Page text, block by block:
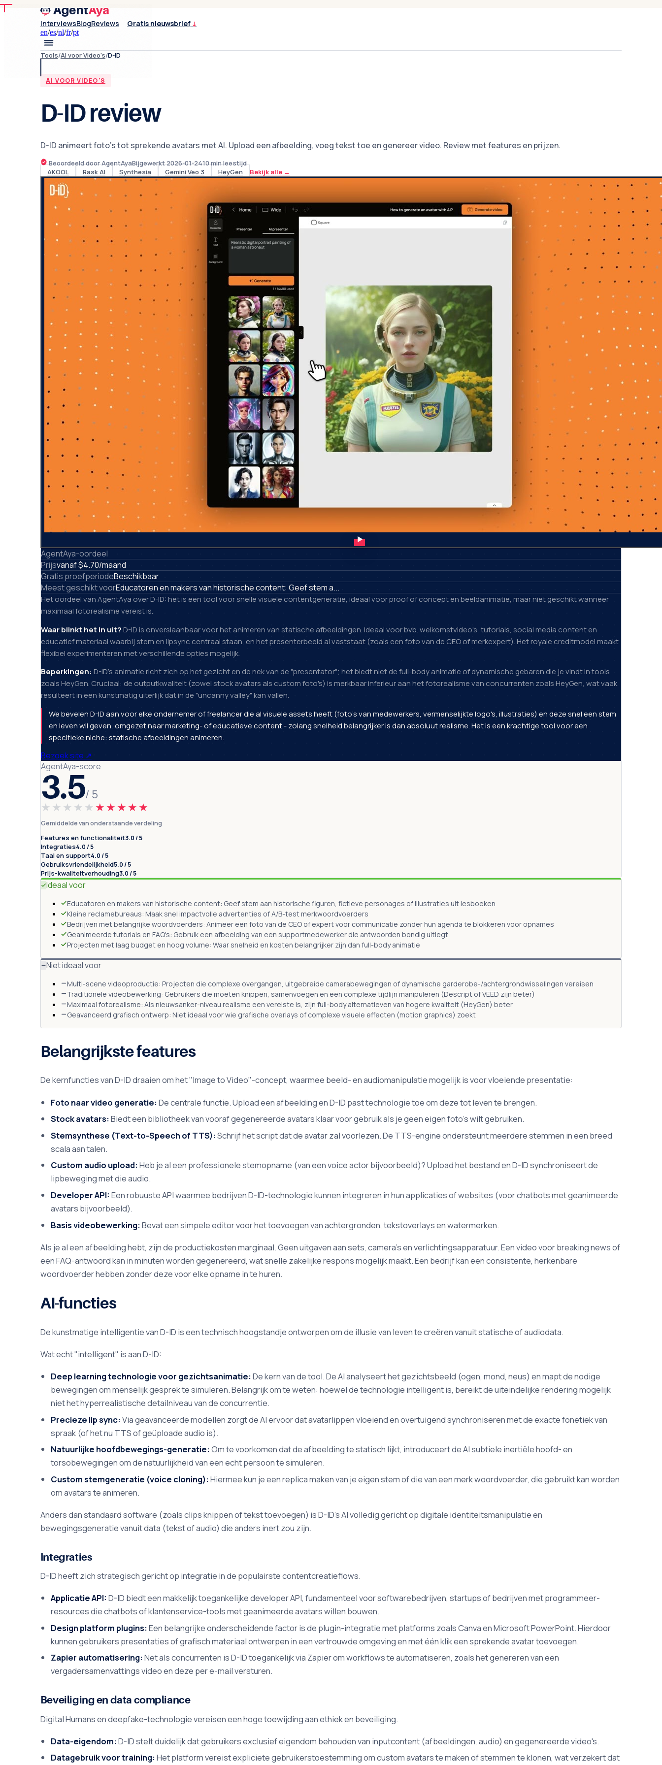
InterviewsBlogReviews Gratis nieuwsbrief ↓
en/es/nl/fr/pt
Tools/AI voor Video's/D-ID
AI VOOR VIDEO'S
D-ID review
D-ID animeert foto's tot sprekende avatars met AI. Upload een afbeelding, voeg tekst toe en genereer video. Review met features en prijzen.
Beoordeeld door AgentAyaBijgewerkt2026-01-2410min leestijd
AKOOL
Rask AI Synthesia Gemini Veo 3 HeyGen Bekijk alle→
AgentAya-oordeel
Prijsvanaf $4.70/maand
Gratis proefperiodeBeschikbaar
Meest geschikt voorEducatoren en makers van historische content: Geef stem a...
Het oordeel van AgentAya over D-ID: het is een tool voor snelle visuele contentgeneratie, ideaal voor proof of concept en beeldanimatie, maar niet geschikt wanneer
maximaal fotorealisme vereist is.
Waar blinkt het in uit?D-ID is onverslaanbaar voor het animeren van statische afbeeldingen. Ideaal voor bvb. welkomstvideo's, tutorials, social media content en
educatief materiaal waarbij stem en lipsync centraal staan, en het presenterbeeld al vaststaat (zoals een foto van de CEO of merkexpert). Het royale creditmodel maakt
flexibel experimenteren met verschillende opties mogelijk.
Beperkingen: D-ID's animatie richt zich op het gezicht en de nek van de "presentator"; het biedt niet de full-body animatie of dynamische gebaren die je vindt in tools
zoals HeyGen. Cruciaal: de outputkwaliteit (zowel stock avatars als custom foto's) is merkbaar inferieur aan het fotorealisme van concurrenten zoals HeyGen, wat vaak
resulteert in een kunstmatig uiterlijk dat in de "uncanny valley" kan vallen.
We bevelen D-ID aan voor elke ondernemer of freelancer die al visuele assets heeft (foto's van medewerkers, vermenselijkte logo's, illustraties) en deze snel een stem
en leven wil geven, omgezet naar marketing- of educatieve content - zolang snelheid belangrijker is dan absoluut realisme. Het is een krachtige tool voor een
specifieke niche: statische afbeeldingen animeren.
Bezoek site ↗
AgentAya-score
3.5/ 5
★★★★★ ★★★★★
Gemiddelde van onderstaande verdeling
Features en functionaliteit3.0 / 5
Integraties4.0 / 5
Taal en support4.0 / 5
Gebruiksvriendelijkheid5.0 / 5
Prijs-kwaliteitverhouding3.0 / 5
Ideaal voor
Educatoren en makers van historische content: Geef stem aan historische figuren, fictieve personages of illustraties uit lesboeken
Kleine reclamebureaus: Maak snel impactvolle advertenties of A/B-test merkwoordvoerders
Bedrijven met belangrijke woordvoerders: Animeer een foto van de CEO of expert voor communicatie zonder hun agenda te blokkeren voor opnames
Geanimeerde tutorials en FAQ's: Gebruik een afbeelding van een supportmedewerker die antwoorden bondig uitlegt
Projecten met laag budget en hoog volume: Waar snelheid en kosten belangrijker zijn dan full-body animatie
Niet ideaal voor
Multi-scene videoproductie: Projecten die complexe overgangen, uitgebreide camerabewegingen of dynamische garderobe-/achtergrondwisselingen vereisen
Traditionele videobewerking: Gebruikers die moeten knippen, samenvoegen en een complexe tijdlijn manipuleren (Descript of VEED zijn beter)
Maximaal fotorealisme: Als nieuwsanker-niveau realisme een vereiste is, zijn full-body alternatieven van hogere kwaliteit (HeyGen) beter
Geavanceerd grafisch ontwerp: Niet ideaal voor wie grafische overlays of complexe visuele effecten (motion graphics) zoekt
Belangrijkste features
De kernfuncties van D-ID draaien om het "Image to Video"-concept, waarmee beeld- en audiomanipulatie mogelijk is voor vloeiende presentatie:
Foto naar video generatie:De centrale functie. Upload een afbeelding en D-ID past technologie toe om deze tot leven te brengen.
Stock avatars:Biedt een bibliotheek van vooraf gegenereerde avatars klaar voor gebruik als je geen eigen foto's wilt gebruiken.
Stemsynthese (Text-to-Speech of TTS):Schrijf het script dat de avatar zal voorlezen. De TTS-engine ondersteunt meerdere stemmen in een breed
scala aan talen.
Custom audio upload:Heb je al een professionele stemopname (van een voice actor bijvoorbeeld)? Upload het bestand en D-ID synchroniseert de
lipbeweging met die audio.
Developer API: Een robuuste API waarmee bedrijven D-ID-technologie kunnen integreren in hun applicaties of websites (voor chatbots met geanimeerde
avatars bijvoorbeeld).
Basis videobewerking:Bevat een simpele editor voor het toevoegen van achtergronden, tekstoverlays en watermerken.
Als je al een afbeelding hebt, zijn de productiekosten marginaal. Geen uitgaven aan sets, camera's en verlichtingsapparatuur. Een video voor breaking news of
een FAQ-antwoord kan in minuten worden gegenereerd, wat snelle zakelijke respons mogelijk maakt. Een bedrijf kan een consistente, herkenbare
woordvoerder hebben zonder deze voor elke opname in te huren.
AI-functies
De kunstmatige intelligentie van D-ID is een technisch hoogstandje ontworpen om de illusie van leven te creëren vanuit statische of audiodata.
Wat echt "intelligent" is aan D-ID:
Deep learning technologie voor gezichtsanimatie:De kern van de tool. De AI analyseert het gezichtsbeeld (ogen, mond, neus) en mapt de nodige
bewegingen om menselijk gesprek te simuleren. Belangrijk om te weten: hoewel de technologie intelligent is, bereikt de uiteindelijke rendering mogelijk
niet het hyperrealistische detailniveau van de concurrentie.
Precieze lip sync:Via geavanceerde modellen zorgt de AI ervoor dat avatarlippen vloeiend en overtuigend synchroniseren met de exacte fonetiek van
spraak (of het nu TTS of geüploade audio is).
Natuurlijke hoofdbewegings-generatie:Om te voorkomen dat de afbeelding te statisch lijkt, introduceert de AI subtiele inertiële hoofd- en
torsobewegingen om de natuurlijkheid van een echt persoon te simuleren.
Custom stemgeneratie (voice cloning):Hiermee kun je een replica maken van je eigen stem of die van een merk woordvoerder, die gebruikt kan worden
om avatars te animeren.
Anders dan standaard software (zoals clips knippen of tekst toevoegen) is D-ID's AI volledig gericht op digitale identiteitsmanipulatie en
bewegingsgeneratie vanuit data (tekst of audio) die anders inert zou zijn.
Integraties
D-ID heeft zich strategisch gericht op integratie in de populairste contentcreatieflows.
Applicatie API: D-ID biedt een makkelijk toegankelijke developer API, fundamenteel voor softwarebedrijven, startups of bedrijven met programmeer-
resources die chatbots of klantenservice-tools met geanimeerde avatars willen bouwen.
Design platform plugins:Een belangrijke onderscheidende factor is de plugin-integratie met platforms zoals Canva en Microsoft PowerPoint. Hierdoor
kunnen gebruikers presentaties of grafisch materiaal ontwerpen in een vertrouwde omgeving en met één klik een sprekende avatar toevoegen.
Zapier automatisering:Net als concurrenten is D-ID toegankelijk via Zapier om workflows te automatiseren, zoals het genereren van een
vergadersamenvattings video en deze per e-mail versturen.
Beveiliging en data compliance
Digital Humans en deepfake-technologie vereisen een hoge toewijding aan ethiek en beveiliging.
Data-eigendom:D-ID stelt duidelijk dat gebruikers exclusief eigendom behouden van inputcontent (afbeeldingen, audio) en gegenereerde video's.
Datagebruik voor training:Het platform vereist expliciete gebruikerstoestemming om custom avatars te maken of stemmen te klonen, wat verzekert dat